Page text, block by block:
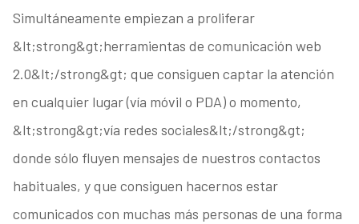
Simultáneamente empiezan a proliferar
&lt;strong&gt;herramientas de comunicación web
2.0&lt;/strong&gt; que consiguen captar la atención
en cualquier lugar (vía móvil o PDA) o momento,
&lt;strong&gt;vía redes sociales&lt;/strong&gt;
donde sólo fluyen mensajes de nuestros contactos
habituales, y que consiguen hacernos estar
comunicados con muchas más personas de una forma